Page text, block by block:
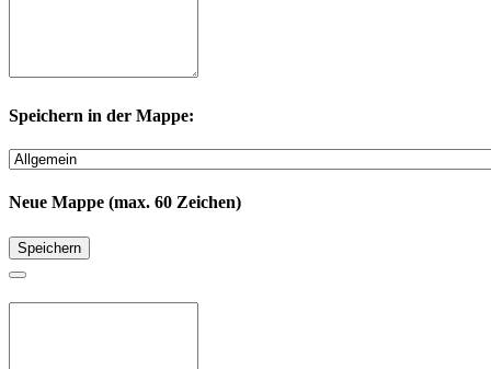
Speichern in der Mappe:
Neue Mappe (max. 60 Zeichen)
Speichern